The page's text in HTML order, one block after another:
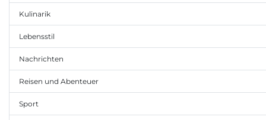
Kulinarik
Lebensstil
Nachrichten
Reisen und Abenteuer
Sport